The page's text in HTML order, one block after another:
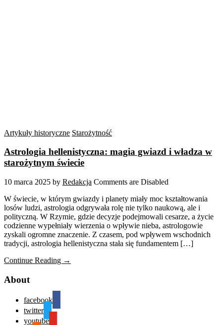
Artykuły historyczne Starożytność
Astrologia hellenistyczna: magia gwiazd i władza w
starożytnym świecie
10 marca 2025 by Redakcja Comments are Disabled
W świecie, w którym gwiazdy i planety miały moc kształtowania
losów ludzi, astrologia odgrywała rolę nie tylko naukową, ale i
polityczną. W Rzymie, gdzie decyzje podejmowali cesarze, a życie
codzienne wypełniały wierzenia o wpływie nieba, astrologowie
zyskali ogromne znaczenie. Z czasem, pod wpływem wschodnich
tradycji, astrologia hellenistyczna stała się fundamentem […]
Continue Reading →
About
facebook
twitter
youtube